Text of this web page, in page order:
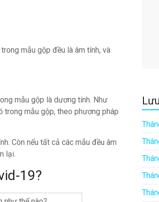
mẫu gộp đều là âm tính, và
mẫu gộp là dương tính. Như
trong mẫu gộp, theo phương pháp
Còn nếu tất cả các mẫu đều âm
lại.
19?